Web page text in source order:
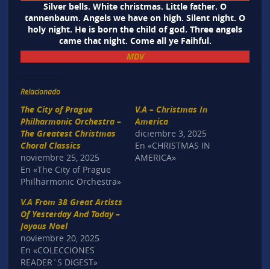
Silver bells. White christmas. Little father. O
tannenbaum. Angels we have on high. Silent night. O
holy night. He is born the child of god. Three angels
came that night. Come all ye Faihful.
MDV
Relacionado
The City of Prague
Philharmonic Orchestra –
The Greatest Christmas
Choral Classics
noviembre 25, 2025
En «The City of Prague
Philharmonic Orchestra»
V.A – Christmas In
America
diciembre 3, 2025
En «CHRISTMAS IN
AMERICA»
V.A From 38 Great Artists
Of Yesterday And Today –
Joyous Noel
noviembre 20, 2025
En «COLECCIONES
READER´S DIGEST»